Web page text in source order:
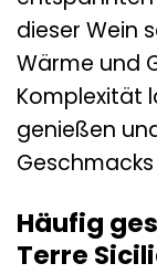
dieser Wein
Wärme und
Komplexität
genießen
Häufig
Terre